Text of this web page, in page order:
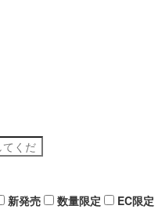
新発売 数量限定 EC限定